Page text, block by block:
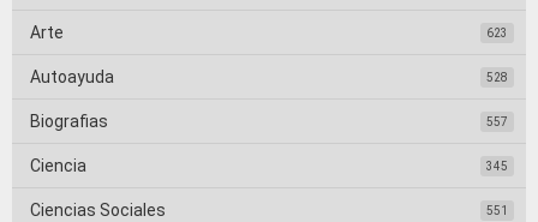
Arte 623
Autoayuda 528
Biografias 557
Ciencia 345
Ciencias Sociales 551